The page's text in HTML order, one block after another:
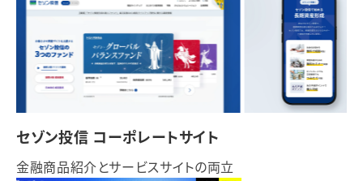
セゾン投信 コーポレートサイト
金融商品紹介とサービスサイトの両立